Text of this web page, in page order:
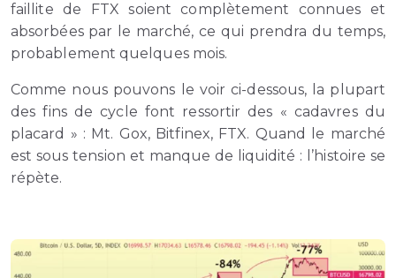
faillite de FTX soient complètement connues et
absorbées par le marché, ce qui prendra du temps,
probablement quelques mois.
Comme nous pouvons le voir ci-dessous, la plupart
des fins de cycle font ressortir des « cadavres du
placard » : Mt. Gox, Bitfinex, FTX. Quand le marché
est sous tension et manque de liquidité : l’histoire se
répète.